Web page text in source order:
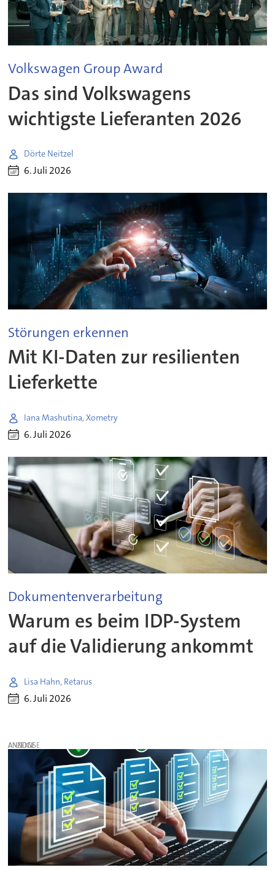
Volkswagen Group Award
Das sind Volkswagens
wichtigste Lieferanten 2026
Dörte Neitzel
6. Juli 2026
Störungen erkennen
Mit KI-Daten zur resilienten
Lieferkette
Iana Mashutina, Xometry
6. Juli 2026
Dokumentenverarbeitung
Warum es beim IDP-System
auf die Validierung ankommt
Lisa Hahn, Retarus
6. Juli 2026
ANZEIGE